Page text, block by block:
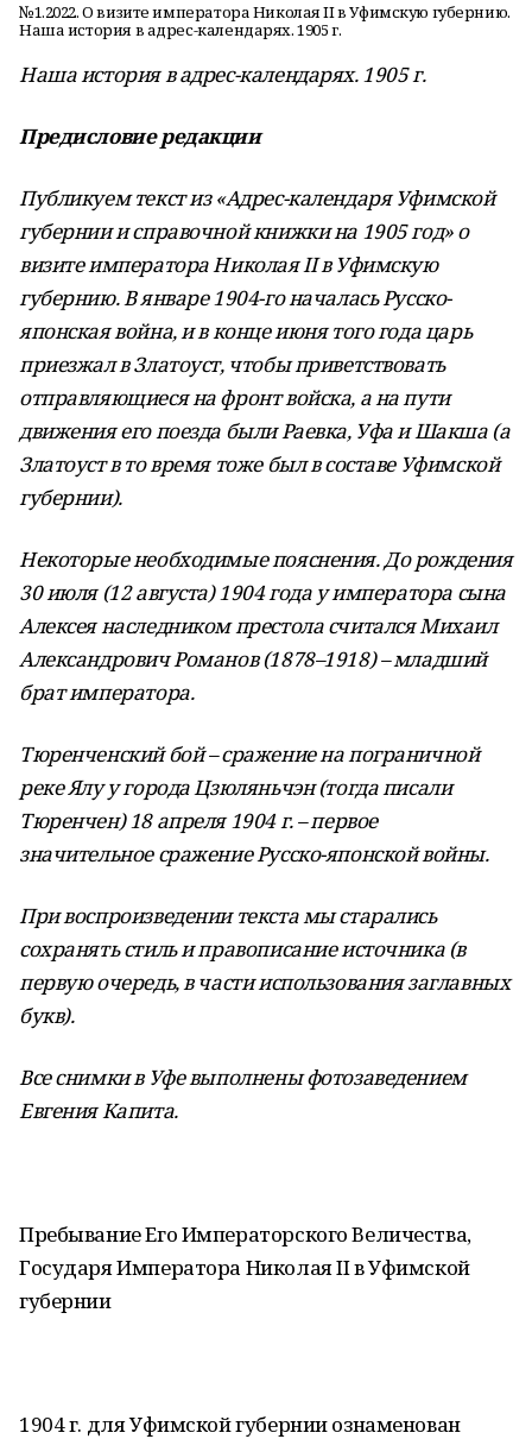
№1.2022. О визите императора Николая II в Уфимскую губернию.
Наша история в адрес-календарях. 1905 г.
Наша история в адрес-календарях. 1905 г.
Предисловие редакции
Публикуем текст из «Адрес-календаря Уфимской
губернии и справочной книжки на 1905 год» о
визите императора НиколаяIIв Уфимскую
губернию. В январе 1904-го началась Русско-
японская война, и в конце июня того года царь
приезжал в Златоуст, чтобы приветствовать
отправляющиеся на фронт войска, а на пути
движения его поезда были Раевка, Уфа и Шакша(а
Златоуст в то время тоже был в составе Уфимской
губернии).
Некоторые необходимые пояснения. До рождения
30 июля (12 августа) 1904 года уимператора сына
Алексея наследником престола считалсяМихаил
Александрович Романов (1878–1918) – младший
брат императора.
Тюренченский бой –сражение на пограничной
реке Ялу у города Цзюляньчэн (тогда писали
Тюренчен) 18 апреля 1904 г. – первое
значительное сражение Русско-японской войны.
При воспроизведении текста мы старались
сохранять стиль и правописание источника (в
первую очередь, в части использования заглавных
букв).
Все снимки в Уфе выполнены фотозаведением
Евгения Капита.
Пребывание Его Императорского Величества,
Государя Императора Николая II в Уфимской
губернии
1904 г. для Уфимской губернии ознаменован